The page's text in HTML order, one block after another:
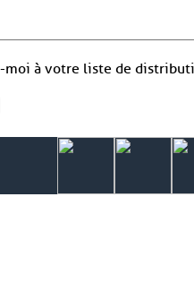
moi à votre liste de